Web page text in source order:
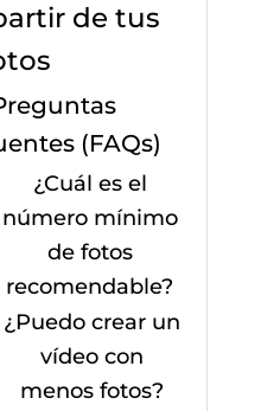
de tus
(FAQs)
¿Cuál es el
número mínimo
de fotos
recomendable?
¿Puedo crear un
vídeo con
menos fotos?